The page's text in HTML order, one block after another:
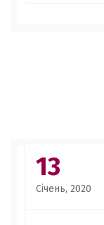
13
Січень, 2020